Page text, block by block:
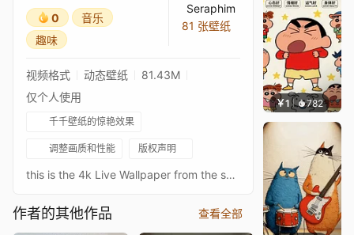
0
音乐
趣味
Seraphim
81 张壁纸
视频格式 动态壁纸
81.43M
仅个人使用
千千壁纸的惊艳效果
调整画质和性能 版权声明
this is the 4k Live Wallpaper from the song XG - SOMETHING AIN'T RIGHT (Official Music Video) (1)
作者的其他作品 查看全部
￥1 782渔小小